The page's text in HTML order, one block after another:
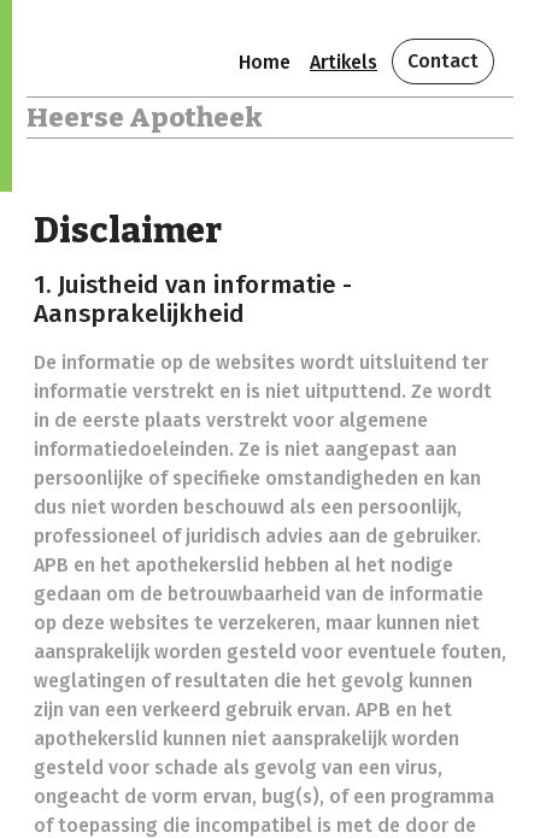
Home Artikels Contact
Heerse Apotheek
Disclaimer
1. Juistheid van informatie -
Aansprakelijkheid
De informatie op de websites wordt uitsluitend ter
informatie verstrekt en is niet uitputtend. Ze wordt
in de eerste plaats verstrekt voor algemene
informatiedoeleinden. Ze is niet aangepast aan
persoonlijke of specifieke omstandigheden en kan
dus niet worden beschouwd als een persoonlijk,
professioneel of juridisch advies aan de gebruiker.
APB en het apothekerslid hebben al het nodige
gedaan om de betrouwbaarheid van de informatie
op deze websites te verzekeren, maar kunnen niet
aansprakelijk worden gesteld voor eventuele fouten,
weglatingen of resultaten die het gevolg kunnen
zijn van een verkeerd gebruik ervan. APB en het
apothekerslid kunnen niet aansprakelijk worden
gesteld voor schade als gevolg van een virus,
ongeacht de vorm ervan, bug(s), of een programma
of toepassing die incompatibel is met de door de